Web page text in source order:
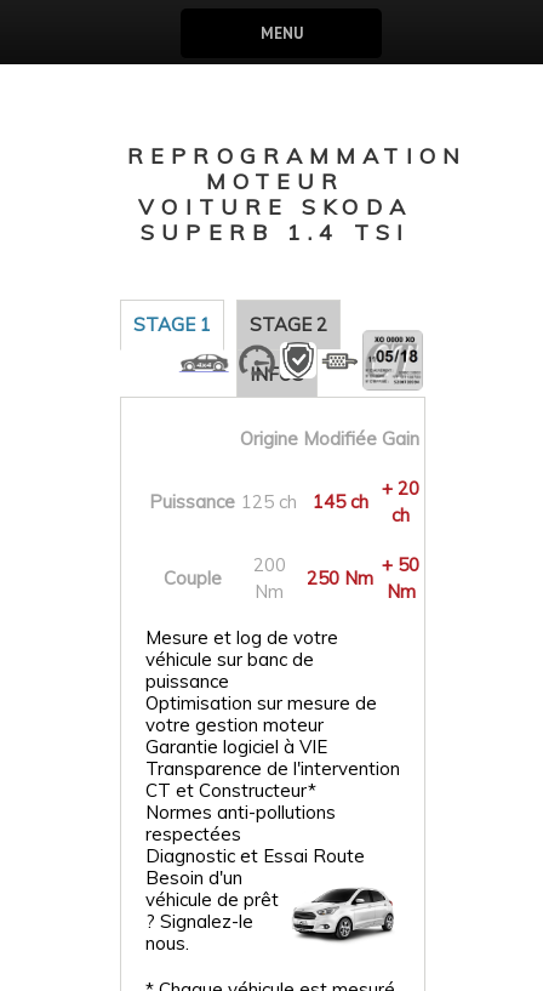
MENU
REPROGRAMMATION
MOTEUR
VOITURE SKODA
SUPERB 1.4 TSI
STAGE 1 STAGE 2
INFOS
Origine Modifiée Gain
Puissance 125 ch 145 ch
+ 20
ch
Couple
200
Nm
250 Nm
+ 50
Nm
Mesure et log de votre
véhicule sur banc de
puissance
Optimisation sur mesure de
votre gestion moteur
Garantie logiciel à VIE
Transparence de l'intervention
CT et Constructeur*
Normes anti-pollutions
respectées
Diagnostic et Essai Route
Besoin d'un
véhicule de prêt
? Signalez-le
nous.